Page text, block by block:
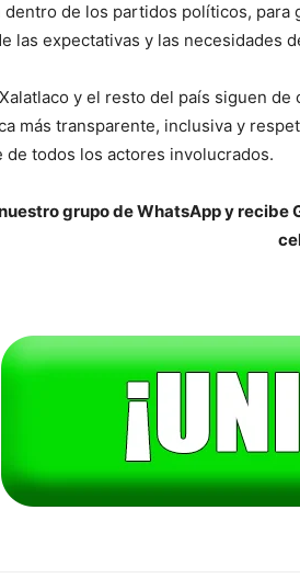
dentro de los partidos políticos,
las expectativas y las necesidades
y el resto del país siguen
más transparente, inclusiva y
de todos los actores involucrados.
grupo de WhatsApp y